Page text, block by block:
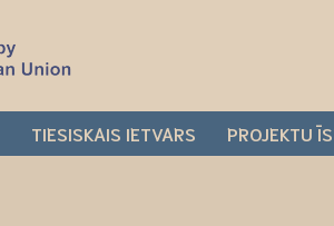
TIESISKAIS IETVARS PROJEKTU